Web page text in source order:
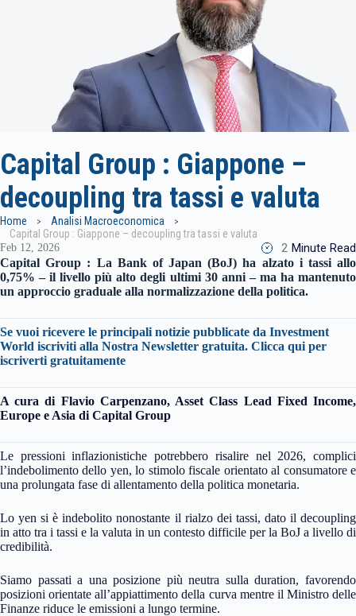
Capital Group : Giappone –
decoupling tra tassi e valuta
Home
Analisi Macroeconomica
Capital Group : Giappone – decoupling tra tassi e valuta
Feb 12, 2026 2 Minute Read
Capital Group : La Bank of Japan (BoJ) ha alzato i tassi allo
0,75% – il livello più alto degli ultimi 30 anni – ma ha mantenuto
un approccio graduale alla normalizzazione della politica.
Se vuoi ricevere le principali notizie pubblicate da Investment
World iscriviti alla Nostra Newsletter gratuita. Clicca qui per
iscriverti gratuitamente
A cura di Flavio Carpenzano, Asset Class Lead Fixed Income,
Europe e Asia di Capital Group
Le pressioni inflazionistiche potrebbero risalire nel 2026, complici
l’indebolimento dello yen, lo stimolo fiscale orientato al consumatore e
una prolungata fase di allentamento della politica monetaria.
Lo yen si è indebolito nonostante il rialzo dei tassi, dato il decoupling
in atto tra i tassi e la valuta in un contesto difficile per la BoJ a livello di
credibilità.
Siamo passati a una posizione più neutra sulla duration, favorendo
posizioni orientate all’appiattimento della curva mentre il Ministro delle
Finanze riduce le emissioni a lungo termine.